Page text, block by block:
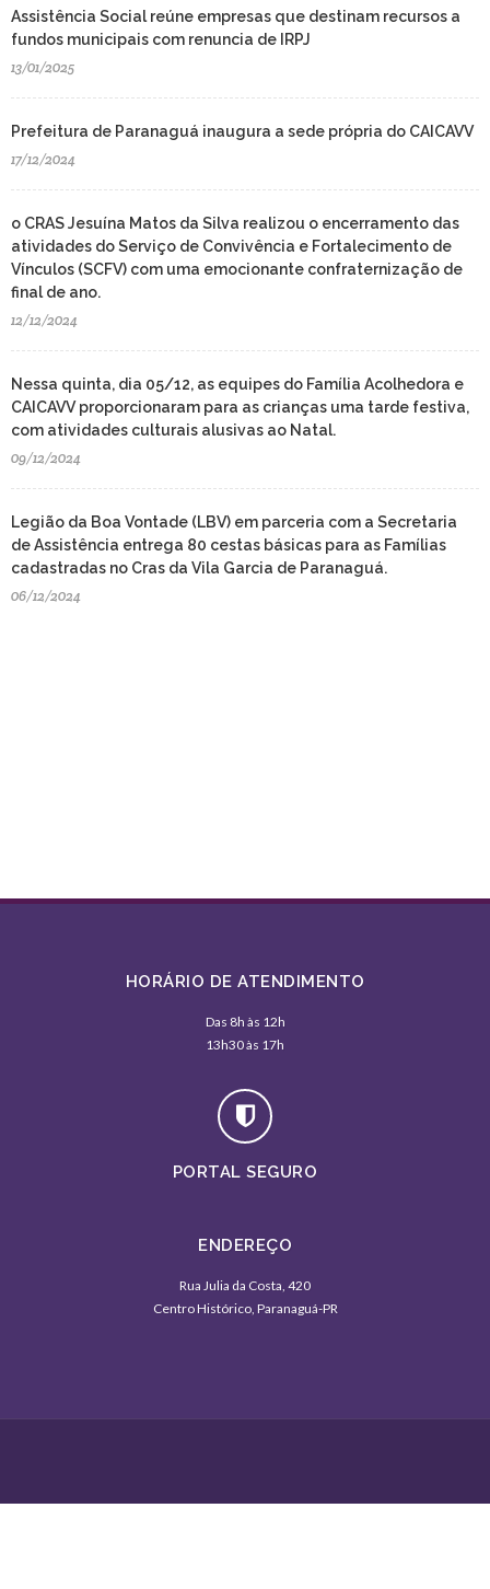
Assistência Social reúne empresas que destinam recursos a
fundos municipais com renuncia de IRPJ
13/01/2025
Prefeitura de Paranaguá inaugura a sede própria do CAICAVV
17/12/2024
o CRAS Jesuína Matos da Silva realizou o encerramento das
atividades do Serviço de Convivência e Fortalecimento de
Vínculos (SCFV) com uma emocionante confraternização de
final de ano.
12/12/2024
Nessa quinta, dia 05/12, as equipes do Família Acolhedora e
CAICAVV proporcionaram para as crianças uma tarde festiva,
com atividades culturais alusivas ao Natal.
09/12/2024
Legião da Boa Vontade (LBV) em parceria com a Secretaria
de Assistência entrega 80 cestas básicas para as Famílias
cadastradas no Cras da Vila Garcia de Paranaguá.
06/12/2024
HORÁRIO DE ATENDIMENTO
Das 8h às 12h
13h30 às 17h
PORTAL SEGURO
ENDEREÇO
Rua Julia da Costa, 420
Centro Histórico, Paranaguá-PR